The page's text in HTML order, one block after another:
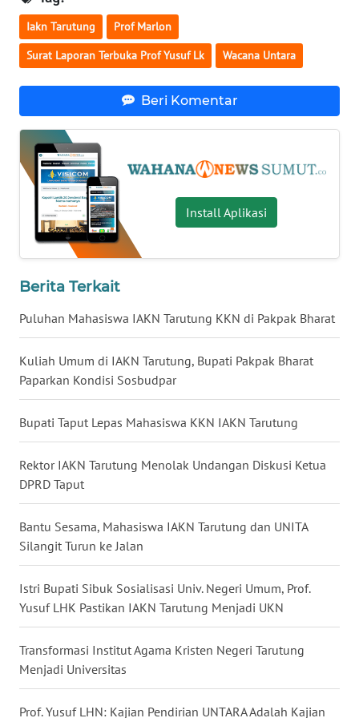
Iakn Tarutung Prof Marlon
Surat Laporan Terbuka Prof Yusuf Lk Wacana Untara
Beri Komentar
Install Aplikasi
Berita Terkait
Puluhan Mahasiswa IAKN Tarutung KKN di Pakpak Bharat
Kuliah Umum di IAKN Tarutung, Bupati Pakpak Bharat
Paparkan Kondisi Sosbudpar
Bupati Taput Lepas Mahasiswa KKN IAKN Tarutung
Rektor IAKN Tarutung Menolak Undangan Diskusi Ketua
DPRD Taput
Bantu Sesama, Mahasiswa IAKN Tarutung dan UNITA
Silangit Turun ke Jalan
Istri Bupati Sibuk Sosialisasi Univ. Negeri Umum, Prof.
Yusuf LHK Pastikan IAKN Tarutung Menjadi UKN
Transformasi Institut Agama Kristen Negeri Tarutung
Menjadi Universitas
Prof. Yusuf LHN: Kajian Pendirian UNTARA Adalah Kajian
WN
SULTENG
WN
SULBAR
WN
BABEL
WN
SUMBAR
WN
BENGKULU
WN
LAMPUNG
WN
JATENG
WN
NUSANTARA
WN
WN
WN
BALI